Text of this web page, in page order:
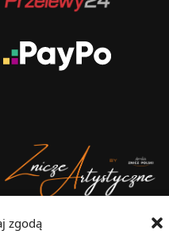
zgodą
2025 © Znicz Polski -